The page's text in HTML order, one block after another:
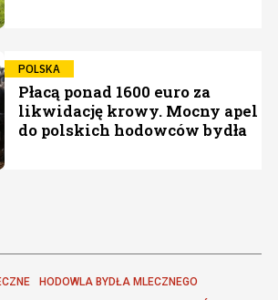
POLSKA
Płacą ponad 1600 euro za
likwidację krowy. Mocny apel
do polskich hodowców bydła
HODOWLA BYDŁA MLECZNEGO